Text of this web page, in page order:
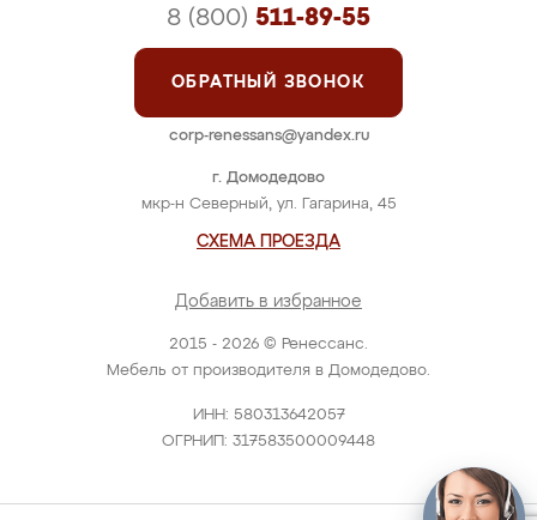
2015 - 2026 © Ренессанс.
Мебель от производителя в Домодедово.
ИНН: 580313642057
ОГРНИП: 317583500009448
г. Домодедово
мкр-н Северный, ул. Гагарина, 45
СХЕМА ПРОЕЗДА
Добавить в избранное
8 (800) 511-89-55
ОБРАТНЫЙ ЗВОНОК
corp-renessans@yandex.ru